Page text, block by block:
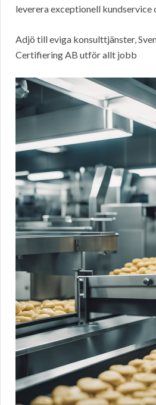
leverera exceptionell kundservice
Adjö till eviga konsulttjänster,
Certifiering AB utför allt jobb